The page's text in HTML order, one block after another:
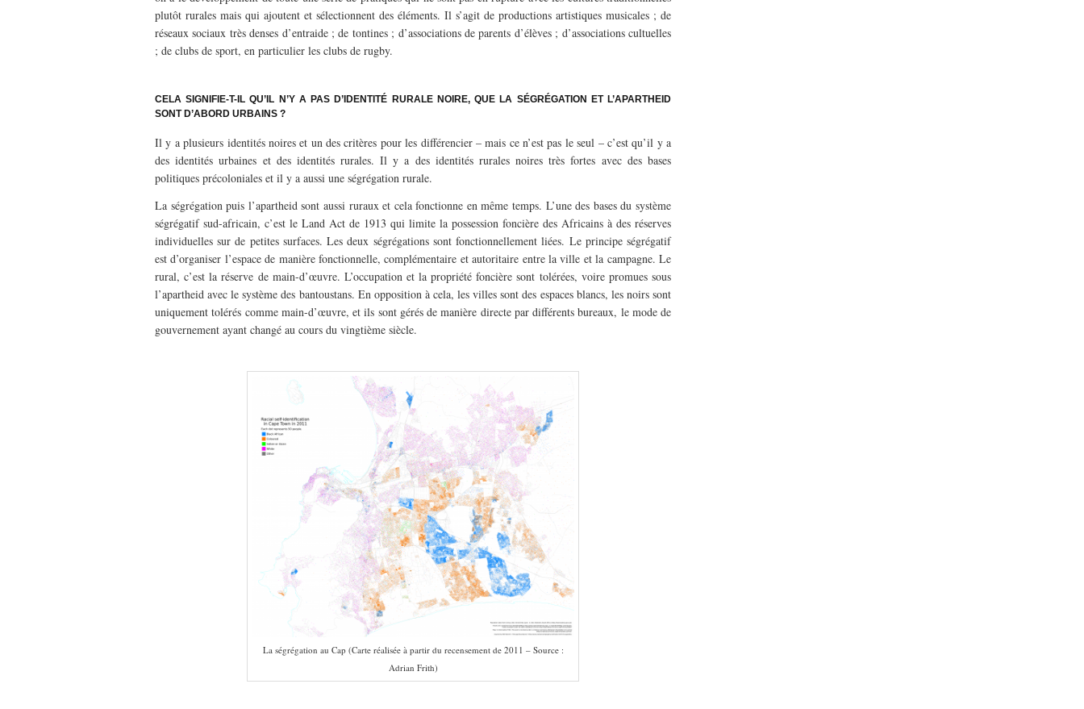
plutôt rurales mais qui ajoutent et sélectionnent des éléments. Il s’agit de productions artistiques musicales ; de
réseaux sociaux très denses d’entraide ; de tontines ; d’associations de parents d’élèves ; d’associations cultuelles
; de clubs de sport, en particulier les clubs de rugby.
CELA SIGNIFIE-T-IL QU’IL N’Y A PAS D’IDENTITÉ RURALE NOIRE, QUE LA SÉGRÉGATION ET L’APARTHEID
SONT D’ABORD URBAINS ?
Il y a plusieurs identités noires et un des critères pour les différencier – mais ce n’est pas le seul – c’est qu’il y a
des identités urbaines et des identités rurales. Il y a des identités rurales noires très fortes avec des bases
politiques précoloniales et il y a aussi une ségrégation rurale.
La ségrégation puis l’apartheid sont aussi ruraux et cela fonctionne en même temps. L’une des bases du système
ségrégatif sud-africain, c’est le Land Act de 1913 qui limite la possession foncière des Africains à des réserves
individuelles sur de petites surfaces. Les deux ségrégations sont fonctionnellement liées. Le principe ségrégatif
est d’organiser l’espace de manière fonctionnelle, complémentaire et autoritaire entre la ville et la campagne. Le
rural, c’est la réserve de main-d’œuvre. L’occupation et la propriété foncière sont tolérées, voire promues sous
l’apartheid avec le système des bantoustans. En opposition à cela, les villes sont des espaces blancs, les noirs sont
uniquement tolérés comme main-d’œuvre, et ils sont gérés de manière directe par différents bureaux, le mode de
gouvernement ayant changé au cours du vingtième siècle.
La ségrégation au Cap (Carte réalisée à partir du recensement de 2011 – Source :
Adrian Frith)